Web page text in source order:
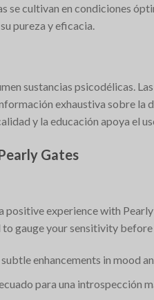
se cultivan en condiciones
pureza y eficacia.
sustancias psicodélicas.
exhaustiva sobre la
y la educación apoya el
Gates
experience with
gauge your sensitivity
enhancements in mood
para una introspección